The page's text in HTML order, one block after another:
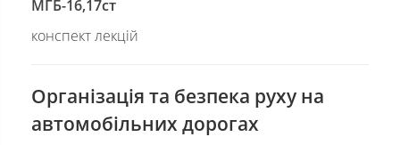
МГБ-16,17ст
конспект лекцій
Організація та безпека руху на
автомобільних дорогах